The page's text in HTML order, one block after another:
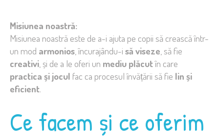
Misiunea noastră:
Misiunea noastră este de a-i ajuta pe copii să crească într-
un mod armonios , încurajându-i să viseze , să fie
creativi , și de a le oferi un mediu plăcutîn care
practica și jocul fac ca procesul învățării să fie lin și
eficient.
Ce facem și ce oferim